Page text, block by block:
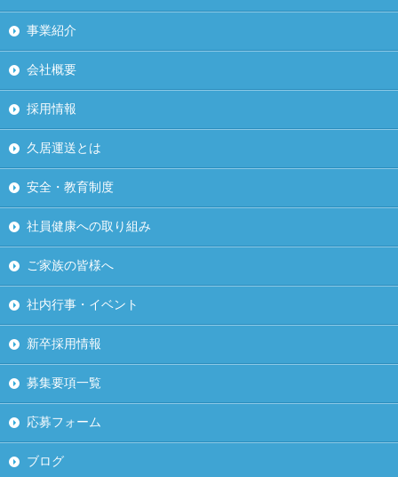
事業紹介
会社概要
採用情報
久居運送とは
安全・教育制度
社員健康への取り組み
ご家族の皆様へ
社内行事・イベント
新卒採用情報
募集要項一覧
応募フォーム
ブログ